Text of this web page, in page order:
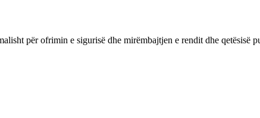
për ofrimin e sigurisë dhe mirëmbajtjen e rendit dhe qetësisë